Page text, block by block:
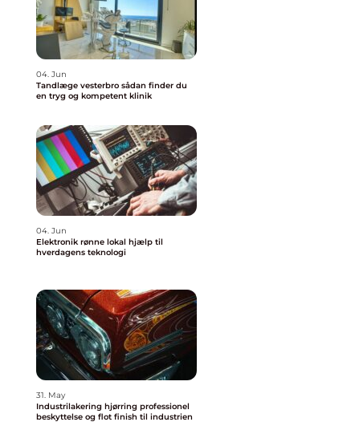
04. Jun
Tandlæge vesterbro sådan finder du
en tryg og kompetent klinik
04. Jun
Elektronik rønne lokal hjælp til
hverdagens teknologi
31. May
Industrilakering hjørring professionel
beskyttelse og flot finish til industrien